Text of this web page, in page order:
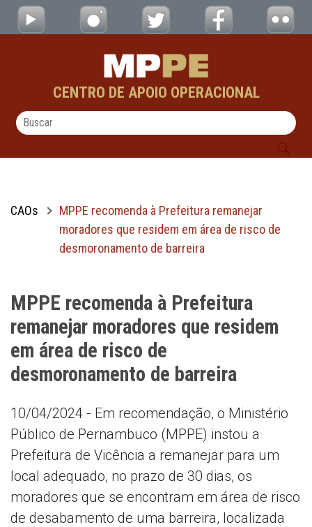
Pular para o Conteúdo principal
MPPE recomenda à Prefeitura remanejar
CENTRO DE APOIO OPERACIONAL
CAOs
MPPE recomenda à Prefeitura remanejar
moradores que residem em área de risco de
desmoronamento de barreira
MPPE recomenda à Prefeitura
remanejar moradores que residem
em área de risco de
desmoronamento de barreira
10/04/2024 - Em recomendação, o Ministério
Público de Pernambuco (MPPE) instou a
Prefeitura de Vicência a remanejar para um
local adequado, no prazo de 30 dias, os
moradores que se encontram em área de risco
de desabamento de uma barreira, localizada